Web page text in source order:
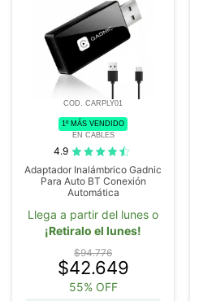
COD. CARPLY01
1º MÁS VENDIDO
EN CABLES
4.9
Adaptador Inalámbrico Gadnic
Para Auto BT Conexión
Automática
Llega a partir del lunes o
¡Retiralo el lunes!
$94.776
$42.649
55% OFF